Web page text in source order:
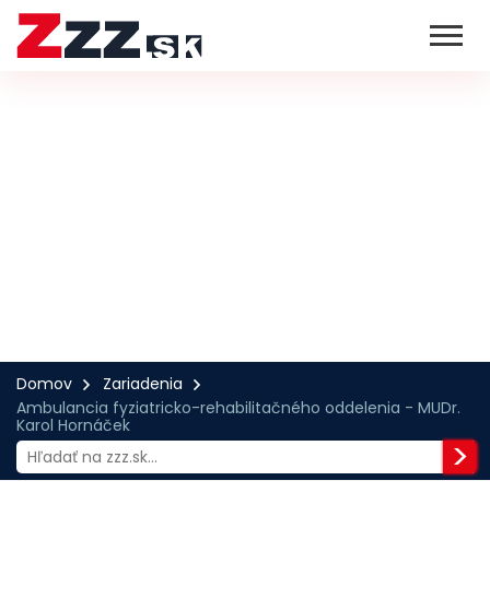
Domov
Zariadenia
Ambulancia fyziatricko-rehabilitačného oddelenia - MUDr.
Karol Hornáček